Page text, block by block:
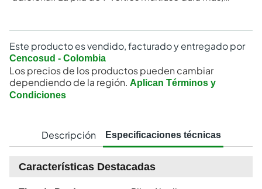
dispositivo), lo cual la convierte en la opción ideal para
a la tecnología Duracell Duralock, las pilas alcalinas de
9 voltios sin utilizar retienen su capacidad energética
durante un máximo de 5 años de almacenamiento en
condiciones ambientales, ofreciéndole la libertad de
disfrutar del uso de sus aparatos por mucho más
tiempo. La pila cuadrada rinde su máximo provecho al
lanzamiento de la marca en el año 1965, Duracell ha
crecido hasta convertirse en un ícono de consumo
la confiabilidad y la innovación. En promedio, se
Este producto es vendido, facturado y entregado por
Cencosud - Colombia
Los precios de los productos pueden cambiar
dependiendo de la región. Aplican Términos y
Condiciones
Descripción Especificaciones técnicas
Características Destacadas